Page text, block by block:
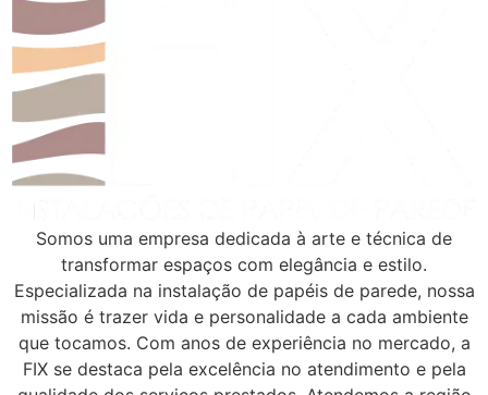
Somos uma empresa dedicada à arte e técnica de
transformar espaços com elegância e estilo.
Especializada na instalação de papéis de parede, nossa
missão é trazer vida e personalidade a cada ambiente
que tocamos. Com anos de experiência no mercado, a
FIX se destaca pela excelência no atendimento e pela